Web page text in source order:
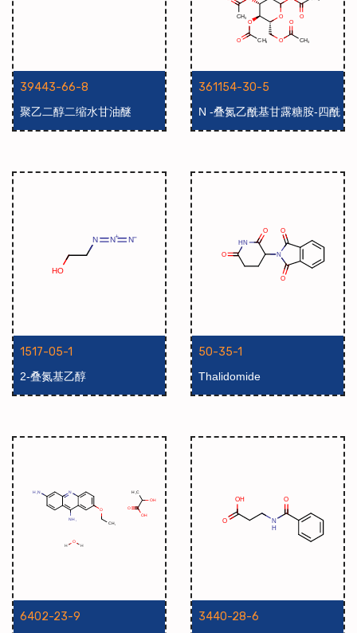
39443-66-8
聚乙二醇二缩水甘油醚
361154-30-5
N -叠氮乙酰基甘露糖胺-四酰
基化
1517-05-1
2-叠氮基乙醇
50-35-1
Thalidomide
6402-23-9 3440-28-6